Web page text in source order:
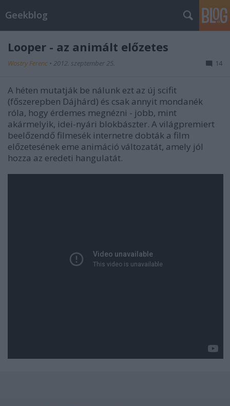
Geekblog
Looper - az animált előzetes
Wostry Ferenc • 2012. szeptember 25. 14
A héten mutatják be nálunk ezt az új scifit
(főszerepben Dájhárd) és csak annyit mondanék
róla, hogy érdemes megnézni - jobb, mint
akármelyik, idei-nyári blokbászter. A világpremiert
beelőzendő filmesék internetre dobták a film
előzetesének eme animáció változatát, amely jól
hozza az eredeti hangulatát.